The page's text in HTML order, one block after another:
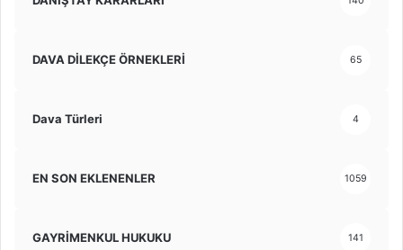
DAVA DİLEKÇE ÖRNEKLERİ 65
Dava Türleri 4
EN SON EKLENENLER 1059
GAYRİMENKUL HUKUKU 141